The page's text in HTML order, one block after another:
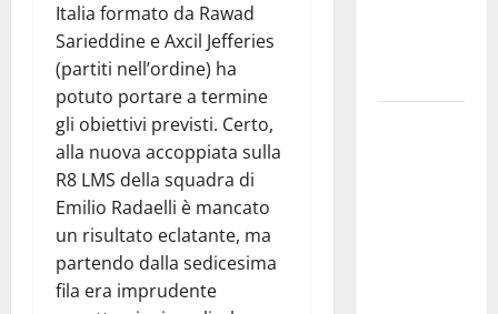
Italia formato da Rawad
Sarieddine e Axcil Jefferies
(partiti nell’ordine) ha
potuto portare a termine
gli obiettivi previsti. Certo,
alla nuova accoppiata sulla
R8 LMS della squadra di
Emilio Radaelli è mancato
un risultato eclatante, ma
partendo dalla sedicesima
fila era imprudente